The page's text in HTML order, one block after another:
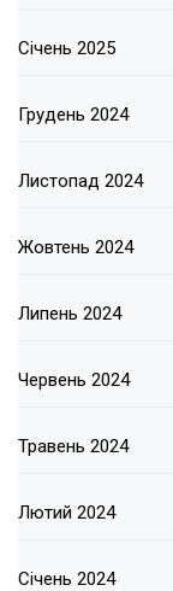
Січень 2025
Грудень 2024
Листопад 2024
Жовтень 2024
Липень 2024
Червень 2024
Травень 2024
Лютий 2024
Січень 2024